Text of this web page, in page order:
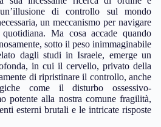
di controllo sul mondo
un meccanismo per navigare
Ma cosa accade quando
sotto il peso inimmaginabile
dagli studi in Israele, emerge un
in cui il cervello, privato della
di ripristinare il controllo, anche
come il disturbo ossessivo-
potente alla nostra comune fragilità,
esterni brutali e le intricate risposte